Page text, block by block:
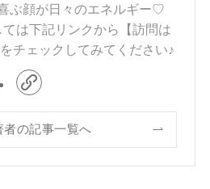
ぶ顔が日々のエネルギー♡
は下記リンクから【訪問は
チェックしてみてください♪
者の記事一覧へ